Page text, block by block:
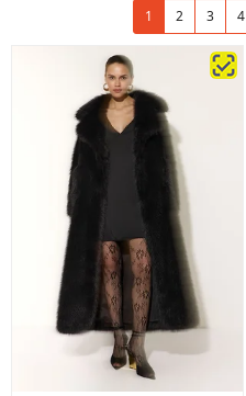
1 2 3 4